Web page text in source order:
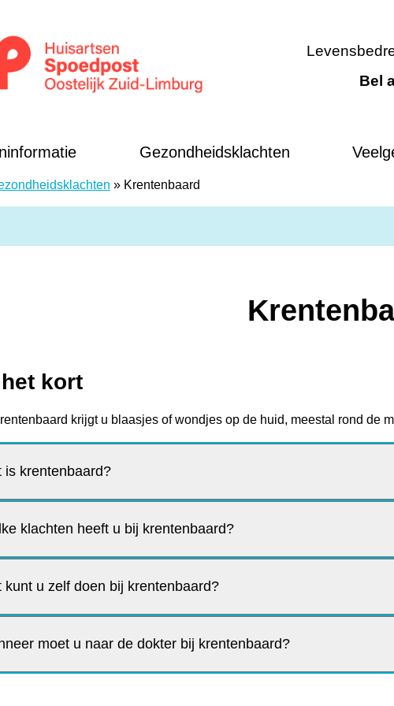
Bel
Gezondheidsklachten
» Krentenbaard
kort
krijgt u blaasjes of wondjes op de huid, meestal rond de
is krentenbaard?
klachten heeft u bij krentenbaard?
kunt u zelf doen bij krentenbaard?
moet u naar de dokter bij krentenbaard?